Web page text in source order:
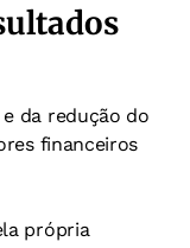
da redução do
financeiros
própria